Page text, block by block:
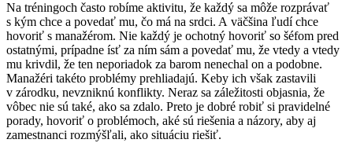
Na tréningoch často robíme aktivitu, že každý sa môže rozprávať
s kým chce a povedať mu, čo má na srdci. A väčšina ľudí chce
hovoriť s manažérom. Nie každý je ochotný hovoriť so šéfom pred
ostatnými, prípadne ísť za ním sám a povedať mu, že vtedy a vtedy
mu krivdil, že ten neporiadok za barom nenechal on a podobne.
Manažéri takéto problémy prehliadajú. Keby ich však zastavili
v zárodku, nevzniknú konflikty. Neraz sa záležitosti objasnia, že
vôbec nie sú také, ako sa zdalo. Preto je dobré robiť si pravidelné
porady, hovoriť o problémoch, aké sú riešenia a názory, aby aj
zamestnanci rozmýšľali, ako situáciu riešiť.